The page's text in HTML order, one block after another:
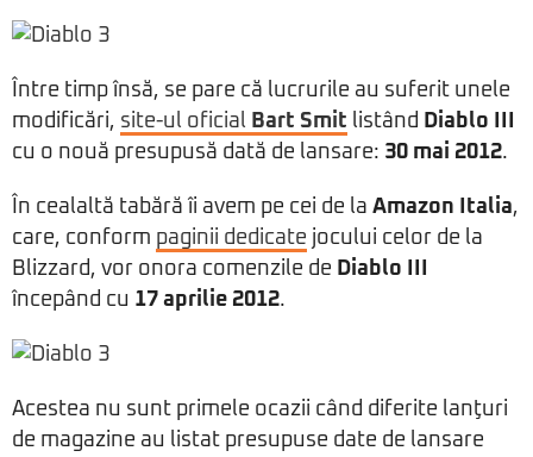
Între timp însă, se pare că lucrurile au suferit unele
modificări, site-ul oficial Bart Smit listând Diablo III
cu o nouă presupusă dată de lansare: 30 mai 2012.
În cealaltă tabără îi avem pe cei de la Amazon Italia,
care, conform paginii dedicate jocului celor de la
Blizzard, vor onora comenzile de Diablo III
începând cu 17 aprilie 2012.
Acestea nu sunt primele ocazii când diferite lanţuri
de magazine au listat presupuse date de lansare